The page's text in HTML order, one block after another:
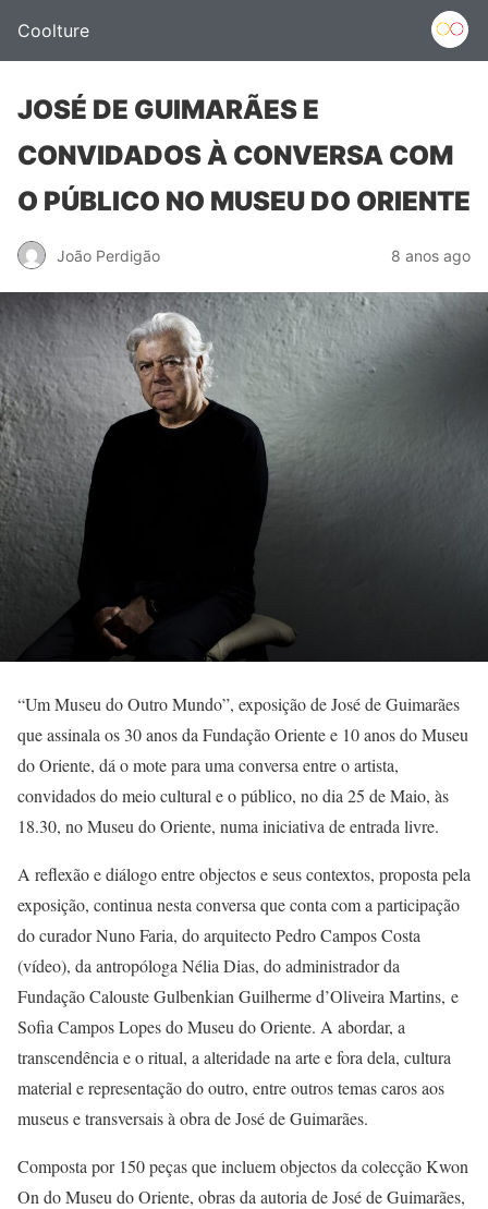
Coolture
JOSÉ DE GUIMARÃES E
CONVIDADOS À CONVERSA COM
O PÚBLICO NO MUSEU DO ORIENTE
João Perdigão 8 anos ago
“Um Museu do Outro Mundo”, exposição de José de Guimarães
que assinala os 30 anos da Fundação Oriente e 10 anos do Museu
do Oriente, dá o mote para uma conversa entre o artista,
convidados do meio cultural e o público, no dia 25 de Maio, às
18.30, no Museu do Oriente, numa iniciativa de entrada livre.
A reflexão e diálogo entre objectos e seus contextos, proposta pela
exposição, continua nesta conversa que conta com a participação
do curador Nuno Faria, do arquitecto Pedro Campos Costa
(vídeo), da antropóloga Nélia Dias, do administrador da
Fundação Calouste Gulbenkian Guilherme d’Oliveira Martins, e
Sofia Campos Lopes do Museu do Oriente. A abordar, a
transcendência e o ritual, a alteridade na arte e fora dela, cultura
material e representação do outro, entre outros temas caros aos
museus e transversais à obra de José de Guimarães.
Composta por 150 peças que incluem objectos da colecção Kwon
On do Museu do Oriente, obras da autoria de José de Guimarães,